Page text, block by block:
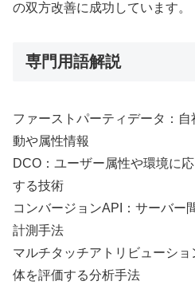
の双方改善に成功しています。
専門用語解説
ファーストパーティデータ：
動や属性情報
DCO：ユーザー属性や環境に
する技術
コンバージョンAPI：サーバー
計測手法
マルチタッチアトリビューシ
体を評価する分析手法